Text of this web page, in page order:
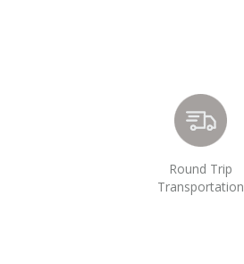
Round Trip
Transportation